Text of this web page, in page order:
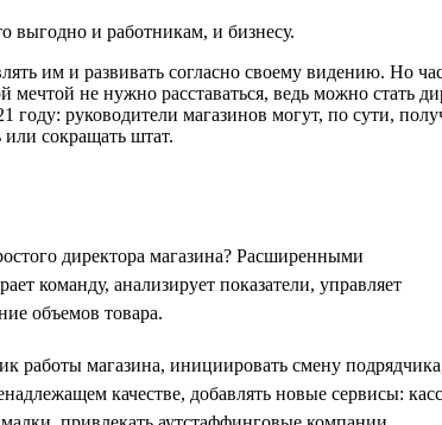
выгодно и работникам, и бизнесу.
им и развивать согласно своему видению. Но
не нужно расставаться, ведь можно стать
руководители магазинов могут, по сути,
сокращать штат.
директора магазина? Расширенными
команду, анализирует показатели, управляет
объемов товара.
работы магазина, инициировать смену
качестве, добавлять новые сервисы: